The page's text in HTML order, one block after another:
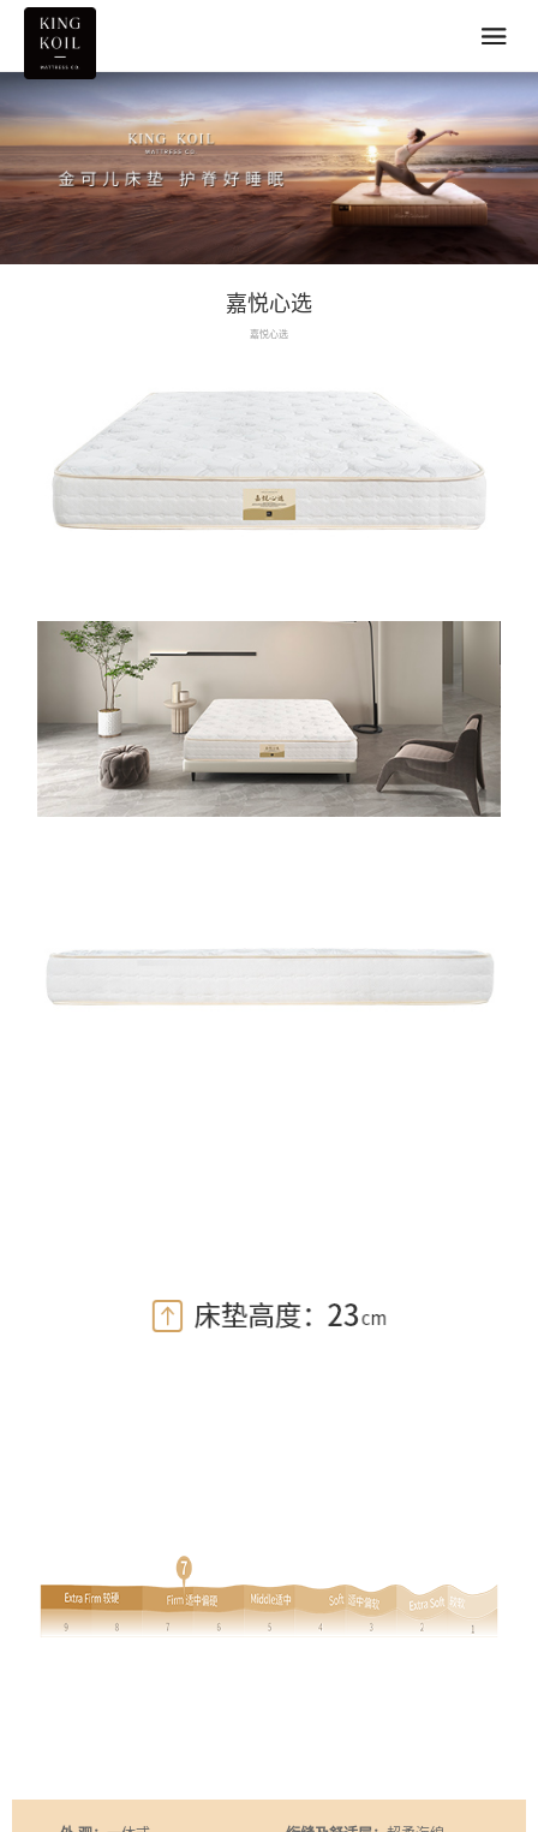
嘉悦心选
嘉悦心选